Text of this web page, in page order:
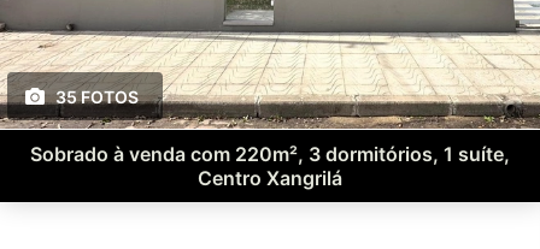
35 FOTOS
Sobrado à venda com 220m², 3 dormitórios, 1 suíte,
Centro Xangrilá